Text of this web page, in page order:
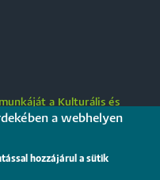
a Kulturális és
Nemzeti Tehetség
továbbá a PTE
a webhelyen
hozzájárul a sütik